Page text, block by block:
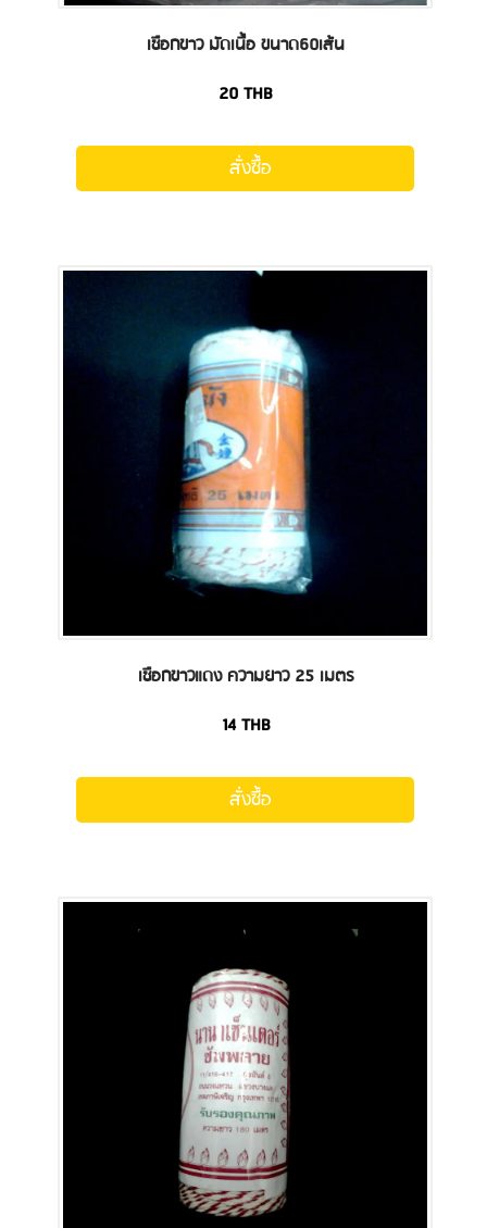
เชือกขาว มัดเนื้อ ขนาด60เส้น
20THB
สั่งซื้อ
เชือกขาวแดง ความยาว 25 เมตร
14 THB
สั่งซื้อ